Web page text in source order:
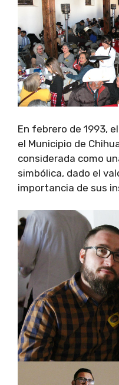
En febrero de 1993,
el Municipio de
considerada como
simbólica, dado el
importancia de sus